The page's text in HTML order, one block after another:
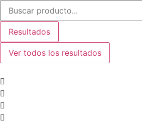
Search
Resultados
Ver todos los resultados